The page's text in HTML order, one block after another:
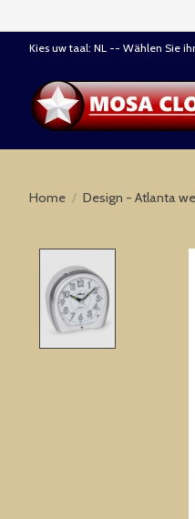
Kies uw taal: NL -- Wählen Sie
Home / Design - Atlanta